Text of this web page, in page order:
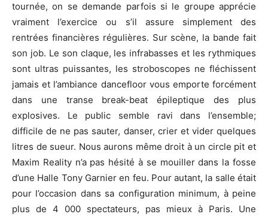
tournée, on se demande parfois si le groupe apprécie
vraiment l’exercice ou s’il assure simplement des
rentrées financières régulières. Sur scène, la bande fait
son job. Le son claque, les infrabasses et les rythmiques
sont ultras puissantes, les stroboscopes ne fléchissent
jamais et l’ambiance dancefloor vous emporte forcément
dans une transe break-beat épileptique des plus
explosives. Le public semble ravi dans l’ensemble;
difficile de ne pas sauter, danser, crier et vider quelques
litres de sueur. Nous aurons même droit à un circle pit et
Maxim Reality n’a pas hésité à se mouiller dans la fosse
d’une Halle Tony Garnier en feu. Pour autant, la salle était
pour l’occasion dans sa configuration minimum, à peine
plus de 4 000 spectateurs, pas mieux à Paris. Une